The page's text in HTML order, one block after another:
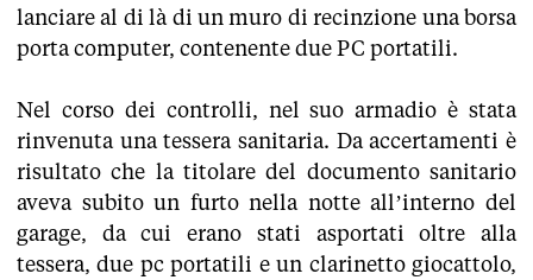
lanciare al di là di un muro di recinzione una borsa
porta computer, contenente due PC portatili.
Nel corso dei controlli, nel suo armadio è stata
rinvenuta una tessera sanitaria. Da accertamenti è
risultato che la titolare del documento sanitario
aveva subito un furto nella notte all’interno del
garage, da cui erano stati asportati oltre alla
tessera, due pc portatili e un clarinetto giocattolo,